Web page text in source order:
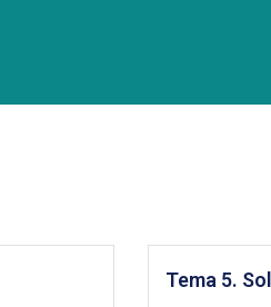
Tema 5.